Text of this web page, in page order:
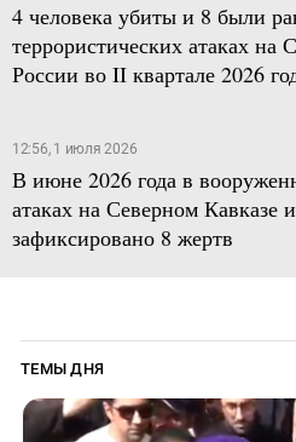
4 человека убиты и 8 были
террористических атаках на
России во II квартале 2026
12:56, 1 июля 2026
В июне 2026 года в
атаках на Северном Кавказе
зафиксировано 8 жертв
ТЕМЫ ДНЯ